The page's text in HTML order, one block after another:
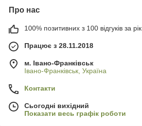
Про нас
100% позитивних з 100 відгуків за рік
Працює з 28.11.2018
м. Івано-Франківськ
Івано-Франківськ, Україна
Контакти
Сьогодні вихідний
Показати весь графік роботи